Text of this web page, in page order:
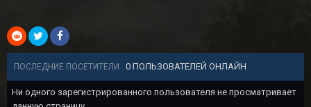
ПОСЛЕДНИЕ ПОСЕТИТЕЛИ 0 ПОЛЬЗОВАТЕЛЕЙ ОНЛАЙН
Ни одного зарегистрированного пользователя не просматривает